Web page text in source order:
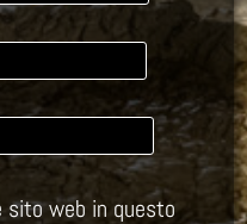
sito web in questo